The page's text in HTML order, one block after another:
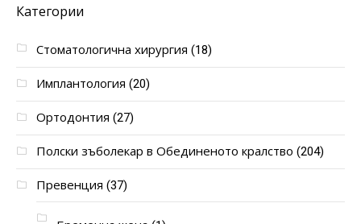
Категории
Стоматологична хирургия (18)
Имплантология (20)
Ортодонтия (27)
Полски зъболекар в Обединеното кралство (204)
Превенция (37)